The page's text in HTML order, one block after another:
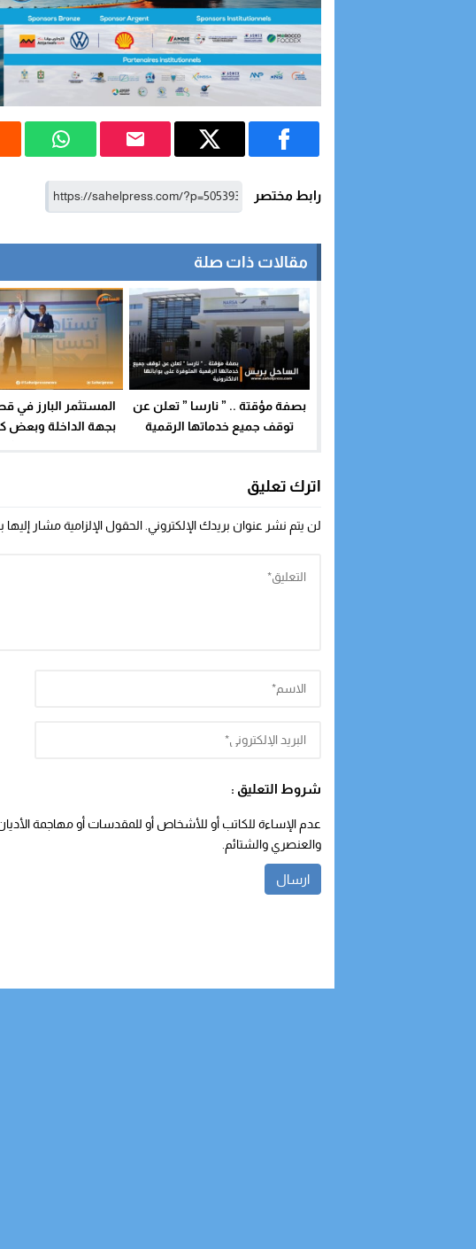
رابط مختصر
مقالات ذات صلة
بصفة مؤقتة .. ” نارسا ” تعلن عن
توقف جميع خدماتها الرقمية
المستثمر البارز في
بجهة الداخلة وبعض
اترك تعليق
لن يتم نشر عنوان بريدك الإلكتروني. الحقول الإلزامية مشار إليها بـ
شروط التعليق :
عدم الإساءة للكاتب أو للأشخاص أو للمقدسات أو مهاجمة
والعنصري والشتائم.